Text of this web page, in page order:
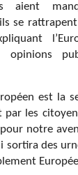
aient
se
opinions
est la
par les
notre
sortira des